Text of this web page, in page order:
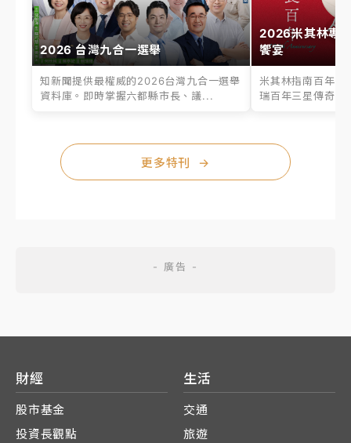
2026 台灣九合一選舉
知新聞提供最權威的2026台灣九合一選舉
資料庫。即時掌握六都縣市長、議...
2026米其林專
饗宴
米其林指南百年之
瑞百年三星傳奇、
更多特刊 →
財經
股市基金
投資長觀點
生活
交通
旅遊